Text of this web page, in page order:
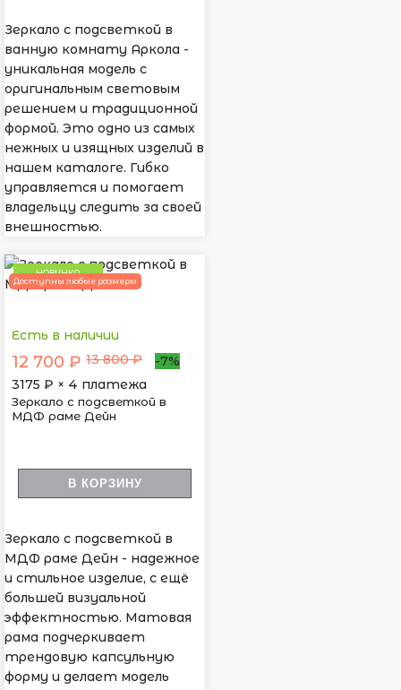
Зеркало с подсветкой в
ванную комнату Аркола -
уникальная модель с
оригинальным световым
решением и традиционной
формой. Это одно из самых
нежных и изящных изделий в
нашем каталоге. Гибко
управляется и помогает
владельцу следить за своей
внешностью.
НОВИНКА
Доступны любые размеры
Есть в наличии
12 700 ₽ 13 800 ₽
-7%
3175 ₽ × 4 платежа
Зеркало с подсветкой в
МДФ раме Дейн
В КОРЗИНУ
Зеркало с подсветкой в
МДФ раме Дейн - надежное
и стильное изделие, с ещё
большей визуальной
эффектностью. Матовая
рама подчеркивает
трендовую капсульную
форму и делает модель